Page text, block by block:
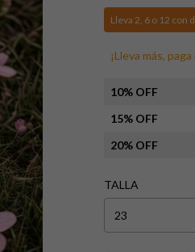
Lleva 2, 6 o 12 con
¡Lleva más,
10% OFF
15% OFF
20% OFF
TALLA